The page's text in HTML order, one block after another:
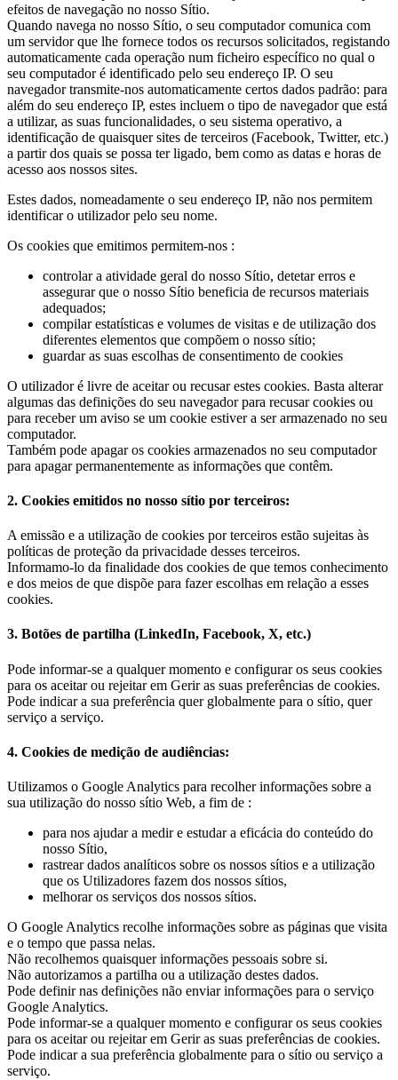
efeitos de navegação no nosso Sítio.
Quando navega no nosso Sítio, o seu computador comunica com
um servidor que lhe fornece todos os recursos solicitados, registando
automaticamente cada operação num ficheiro específico no qual o
seu computador é identificado pelo seu endereço IP. O seu
navegador transmite-nos automaticamente certos dados padrão: para
além do seu endereço IP, estes incluem o tipo de navegador que está
a utilizar, as suas funcionalidades, o seu sistema operativo, a
identificação de quaisquer sites de terceiros (Facebook, Twitter, etc.)
a partir dos quais se possa ter ligado, bem como as datas e horas de
acesso aos nossos sites.
Estes dados, nomeadamente o seu endereço IP, não nos permitem
identificar o utilizador pelo seu nome.
Os cookies que emitimos permitem-nos :
controlar a atividade geral do nosso Sítio, detetar erros e
assegurar que o nosso Sítio beneficia de recursos materiais
adequados;
compilar estatísticas e volumes de visitas e de utilização dos
diferentes elementos que compõem o nosso sítio;
guardar as suas escolhas de consentimento de cookies
O utilizador é livre de aceitar ou recusar estes cookies. Basta alterar
algumas das definições do seu navegador para recusar cookies ou
para receber um aviso se um cookie estiver a ser armazenado no seu
computador.
Também pode apagar os cookies armazenados no seu computador
para apagar permanentemente as informações que contêm.
2. Cookies emitidos no nosso sítio por terceiros:
A emissão e a utilização de cookies por terceiros estão sujeitas às
políticas de proteção da privacidade desses terceiros.
Informamo-lo da finalidade dos cookies de que temos conhecimento
e dos meios de que dispõe para fazer escolhas em relação a esses
cookies.
3. Botões de partilha (LinkedIn, Facebook, X, etc.)
Pode informar-se a qualquer momento e configurar os seus cookies
para os aceitar ou rejeitar em Gerir as suas preferências de cookies.
Pode indicar a sua preferência quer globalmente para o sítio, quer
serviço a serviço.
4. Cookies de medição de audiências:
Utilizamos o Google Analytics para recolher informações sobre a
sua utilização do nosso sítio Web, a fim de :
para nos ajudar a medir e estudar a eficácia do conteúdo do
nosso Sítio,
rastrear dados analíticos sobre os nossos sítios e a utilização
que os Utilizadores fazem dos nossos sítios,
melhorar os serviços dos nossos sítios.
O Google Analytics recolhe informações sobre as páginas que visita
e o tempo que passa nelas.
Não recolhemos quaisquer informações pessoais sobre si.
Não autorizamos a partilha ou a utilização destes dados.
Pode definir nas definições não enviar informações para o serviço
Google Analytics.
Pode informar-se a qualquer momento e configurar os seus cookies
para os aceitar ou rejeitar em Gerir as suas preferências de cookies.
Pode indicar a sua preferência globalmente para o sítio ou serviço a
serviço.